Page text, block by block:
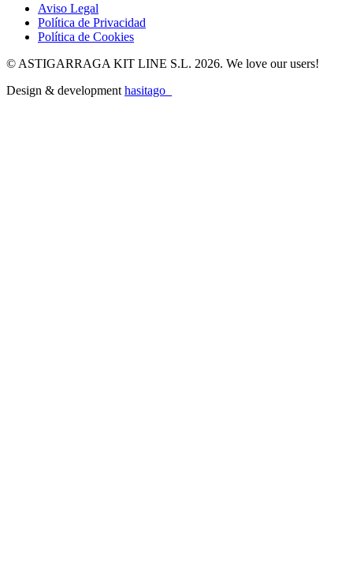
Aviso Legal
Política de Privacidad
Política de Cookies
© ASTIGARRAGA KIT LINE S.L. 2026. We love our users!
Design & development hasitago_